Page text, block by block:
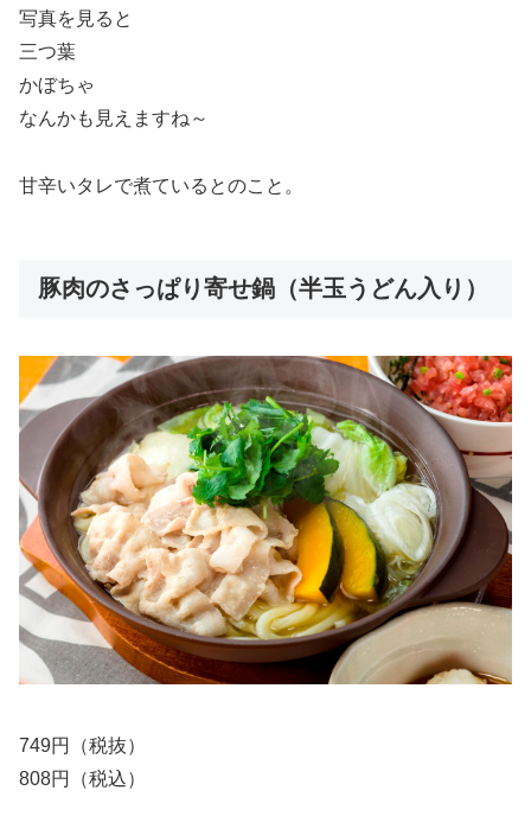
写真を見ると
三つ葉
かぼちゃ
なんかも見えますね～
甘辛いタレで煮ているとのこと。
豚肉のさっぱり寄せ鍋（半玉うどん入り）
749円（税抜）
808円（税込）